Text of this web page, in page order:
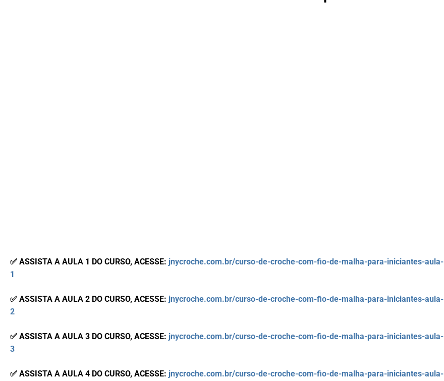
✅ ASSISTA A AULA 1 DO CURSO, ACESSE: jnycroche.com.br/curso-de-croche-com-fio-de-malha-para-iniciantes-aula-
1
✅ ASSISTA A AULA 2 DO CURSO, ACESSE: jnycroche.com.br/curso-de-croche-com-fio-de-malha-para-iniciantes-aula-
2
✅ ASSISTA A AULA 3 DO CURSO, ACESSE: jnycroche.com.br/curso-de-croche-com-fio-de-malha-para-iniciantes-aula-
3
✅ ASSISTA A AULA 4 DO CURSO, ACESSE: jnycroche.com.br/curso-de-croche-com-fio-de-malha-para-iniciantes-aula-